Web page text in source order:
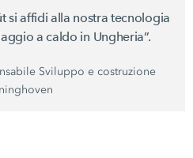
si affidi alla nostra tecnologia
a caldo in Ungheria”.
Sviluppo e costruzione